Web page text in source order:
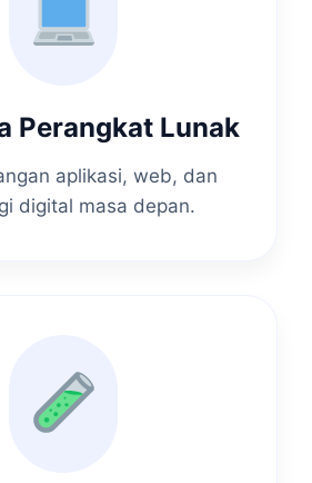
Perangkat Lunak
aplikasi, web, dan
digital masa depan.